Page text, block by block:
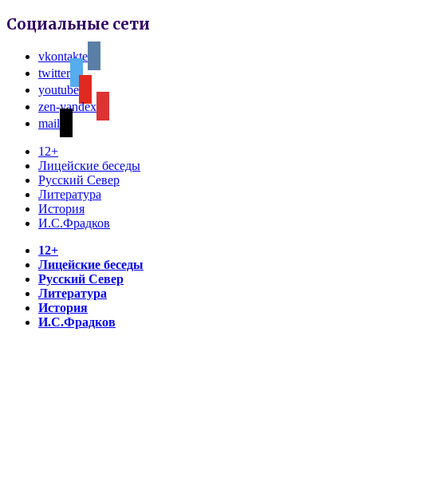
Социальные сети
vkontakte
twitter
youtube
zen-yandex
mail
12+
Лицейские беседы
Русский Север
Литература
История
И.С.Фрадков
12+
Лицейские беседы
Русский Север
Литература
История
И.С.Фрадков